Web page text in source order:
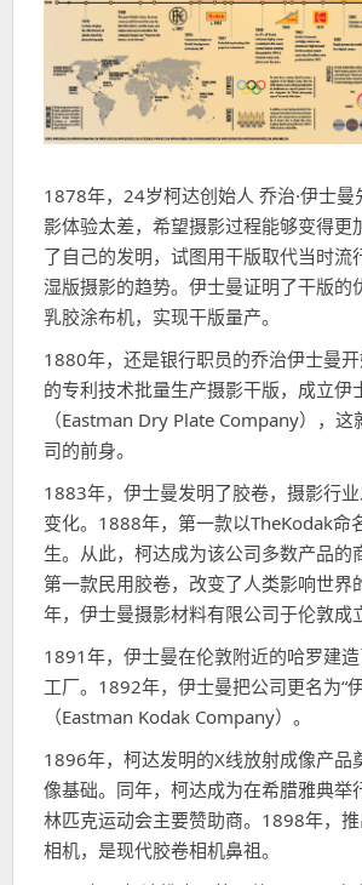
1878年，24岁柯达创始人 乔治·伊士
影体验太差，希望摄影过程能够变得更
了自己的发明，试图用干版取代当时流
湿版摄影的趋势。伊士曼证明了干版的
乳胶涂布机，实现干版量产。
1880年，还是银行职员的乔治伊士曼
的专利技术批量生产摄影干版，成立伊
（Eastman Dry Plate Company），
司的前身。
1883年，伊士曼发明了胶卷，摄影行
变化。1888年，第一款以TheKodak命
生。从此，柯达成为该公司多数产品的
第一款民用胶卷，改变了人类影响世界
年，伊士曼摄影材料有限公司于伦敦成
1891年，伊士曼在伦敦附近的哈罗建
工厂。1892年，伊士曼把公司更名为“
（Eastman Kodak Company）。
1896年，柯达发明的X线放射成像产品
像基础。同年，柯达成为在希腊雅典举
林匹克运动会主要赞助商。1898年，
相机，是现代胶卷相机鼻祖。